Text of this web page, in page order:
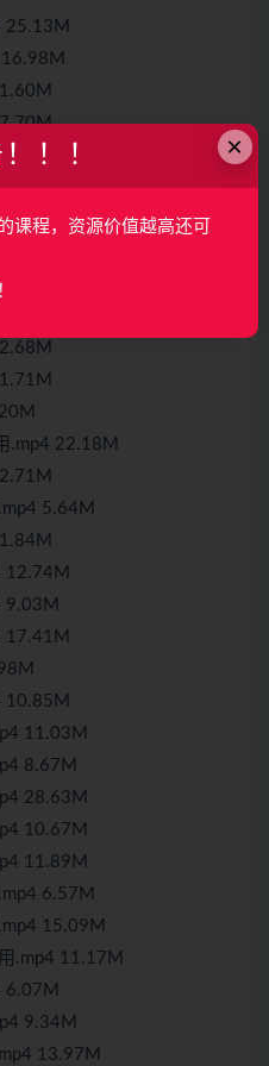
25.13M
13.65M
11.36M
.mp4 22.18M
5.64M
12.74M
9.03M
17.41M
10.85M
11.03M
8.67M
28.63M
10.67M
11.89M
6.57M
15.09M
.mp4 11.17M
6.07M
9.34M
13.97M
×
！！
课程，资源价值越高还可